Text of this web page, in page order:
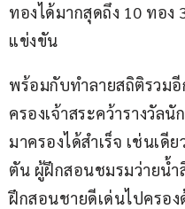
ทองได้มากสุดถึง 10 ทอง
แข่งขัน
พร้อมกับทำลายสถิติรวมอี
ครองเจ้าสระคว้ารางวัล
มาครองได้สำเร็จ เช่นเดี
ตัน ผู้ฝึกสอนชมรมว่ายน้ำ
ฝึกสอนชายดีเด่นไปครอง